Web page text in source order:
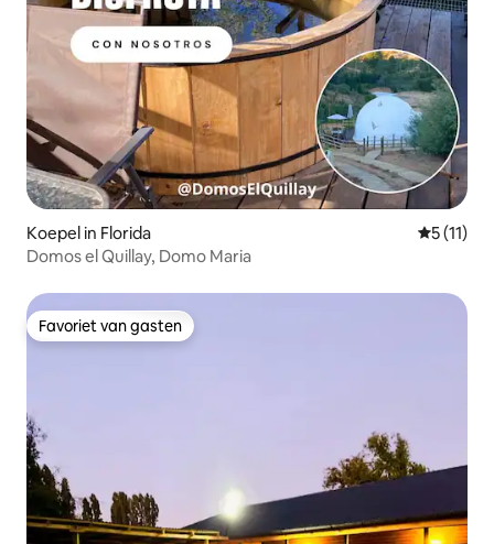
Koepel in Florida
5 (11)
Domos el Quillay, Domo Maria
Favoriet van gasten
Favoriet van gasten